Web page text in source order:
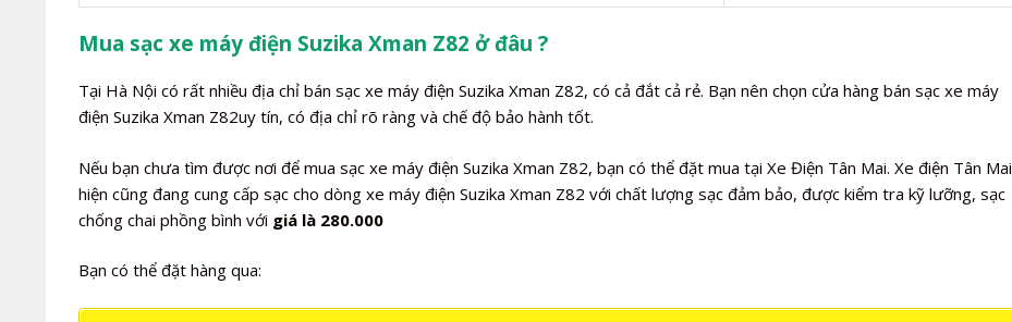
Mua sạc xe máy điện Suzika Xman Z82 ở đâu ?
Tại Hà Nội có rất nhiều địa chỉ bán sạc xe máy điện Suzika Xman Z82, có cả đắt cả rẻ. Bạn nên chọn cửa hàng bán sạc xe máy
điện Suzika Xman Z82uy tín, có địa chỉ rõ ràng và chế độ bảo hành tốt.
Nếu bạn chưa tìm được nơi để mua sạc xe máy điện Suzika Xman Z82, bạn có thể đặt mua tại Xe Điện Tân Mai. Xe điện Tân Mai
hiện cũng đang cung cấp sạc cho dòng xe máy điện Suzika Xman Z82 với chất lượng sạc đảm bảo, được kiểm tra kỹ lưỡng, sạc
chống chai phồng bình với giá là 280.000
Bạn có thể đặt hàng qua: